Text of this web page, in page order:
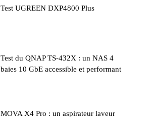
Test UGREEN DXP4800 Plus
Test du QNAP TS-432X : un NAS 4
baies 10 GbE accessible et performant
MOVA X4 Pro : un aspirateur laveur